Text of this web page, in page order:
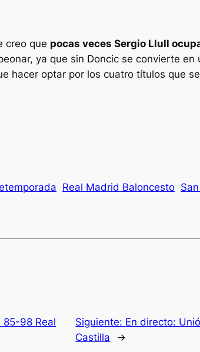
creo que pocas veces Sergio Llull
ya que sin Doncic se convierte
hacer optar por los cuatro títulos que
Real Madrid Baloncesto
85-98 Real
Siguiente: En directo:
Castilla
→